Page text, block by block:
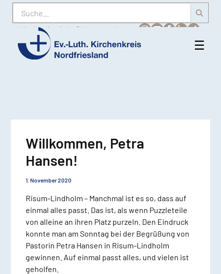
Suche
Karriere Amtliche Bekanntmachungen
Ev.-
☰
Willkommen, Petra
Hansen!
1. November 2020
Risum-Lindholm – Manchmal ist es so, dass auf
einmal alles passt. Das ist, als wenn Puzzleteile
von alleine an ihren Platz purzeln. Den Eindruck
konnte man am Sonntag bei der Begrüßung von
Pastorin Petra Hansen in Risum-Lindholm
gewinnen. Auf einmal passt alles, und vielen ist
geholfen.